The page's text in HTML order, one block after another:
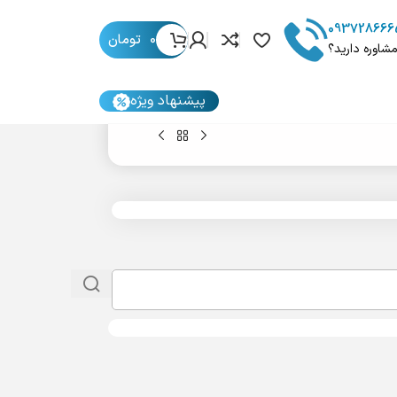
دارید؟
0 تومان
پیشنهاد ویژه